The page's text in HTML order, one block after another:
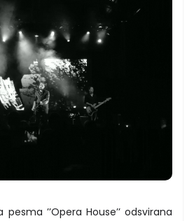
’’Opera House’’ odsvirana